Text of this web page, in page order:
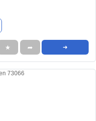
★ ➦ ➜